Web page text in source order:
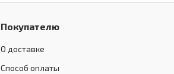
Покупателю
О доставке
Способ оплаты